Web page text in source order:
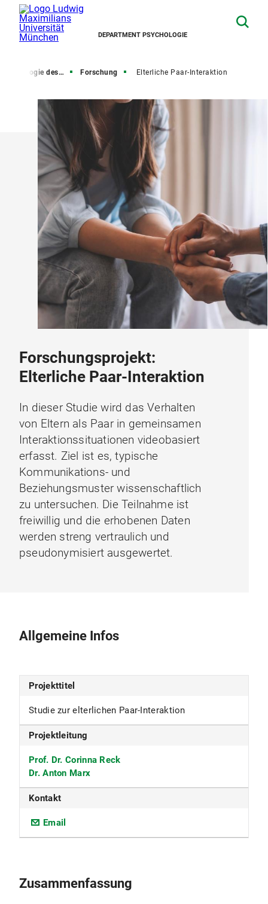
DEPARTMENT PSYCHOLOGIE
des Kindes- und Jugendalters Forschung Elterliche Paar-Interaktion
Forschungsprojekt:
Elterliche Paar-Interaktion
In dieser Studie wird das Verhalten
von Eltern als Paar in gemeinsamen
Interaktionssituationen videobasiert
erfasst. Ziel ist es, typische
Kommunikations- und
Beziehungsmuster wissenschaftlich
zu untersuchen. Die Teilnahme ist
freiwillig und die erhobenen Daten
werden streng vertraulich und
pseudonymisiert ausgewertet.
Allgemeine Infos
Projekttitel
Studie zur elterlichen Paar-Interaktion
Projektleitung
Prof. Dr. Corinna Reck
Dr. Anton Marx
Kontakt
Email
Zusammenfassung